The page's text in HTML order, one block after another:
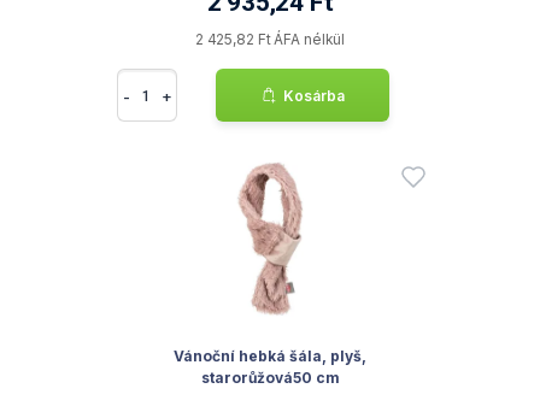
2 425,82 Ft ÁFA nélkül
- + Kosárba
Vánoční hebká šála, plyš,
starorůžová50 cm